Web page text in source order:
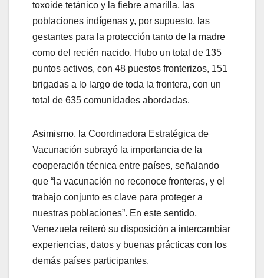
toxoide tetánico y la fiebre amarilla, las
poblaciones indígenas y, por supuesto, las
gestantes para la protección tanto de la madre
como del recién nacido. Hubo un total de 135
puntos activos, con 48 puestos fronterizos, 151
brigadas a lo largo de toda la frontera, con un
total de 635 comunidades abordadas.
Asimismo, la Coordinadora Estratégica de
Vacunación subrayó la importancia de la
cooperación técnica entre países, señalando
que “la vacunación no reconoce fronteras, y el
trabajo conjunto es clave para proteger a
nuestras poblaciones”. En este sentido,
Venezuela reiteró su disposición a intercambiar
experiencias, datos y buenas prácticas con los
demás países participantes.